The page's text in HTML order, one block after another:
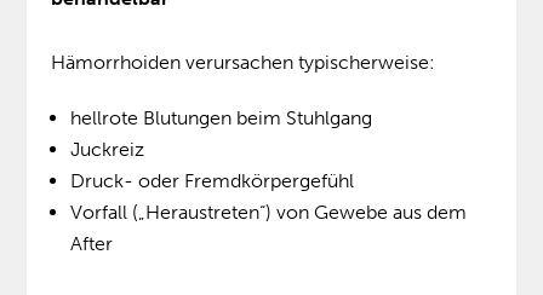
Hämorrhoiden verursachen typischerweise:
hellrote Blutungen beim Stuhlgang
Juckreiz
Druck- oder Fremdkörpergefühl
Vorfall („Heraustreten“) von Gewebe aus dem
After